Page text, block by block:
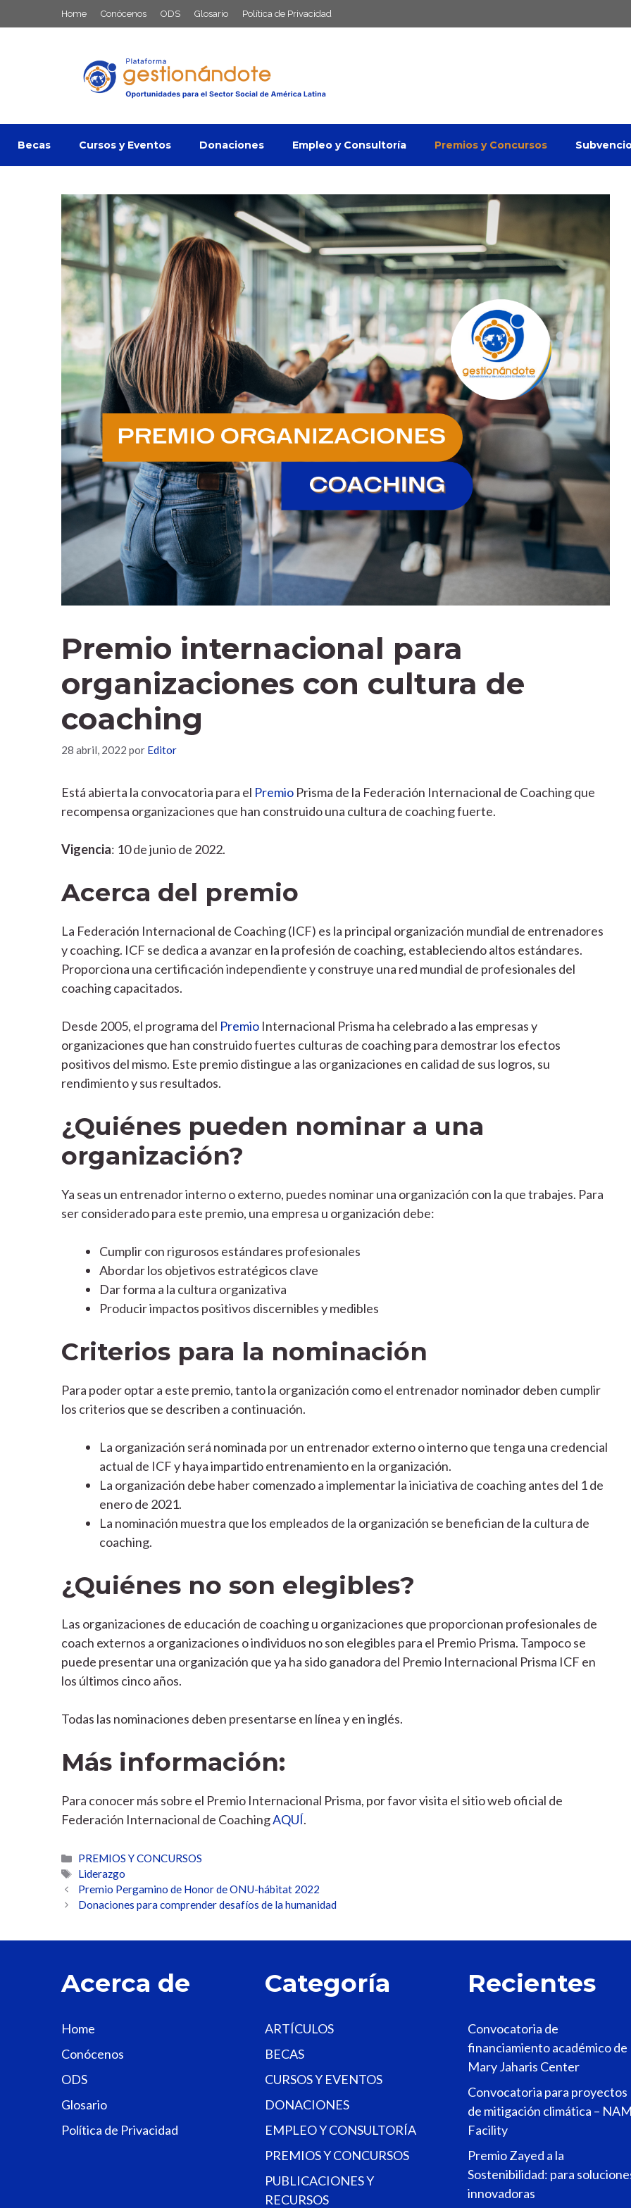
al
Home Conócenos ODS Glosario Política de Privacidad
Becas Cursos y Eventos Donaciones Empleo y Consultoría Premios y Concursos
Premio internacional para
organizaciones con cultura de
coaching
28 abril, 2022 por Editor
Está abierta la convocatoria para el Premio Prisma de la Federación Internacional de Coaching que
recompensa organizaciones que han construido una cultura de coaching fuerte.
Vigencia: 10 de junio de 2022.
Acerca del premio
La Federación Internacional de Coaching (ICF) es la principal organización mundial de entrenadores
y coaching. ICF se dedica a avanzar en la profesión de coaching, estableciendo altos estándares.
Proporciona una certificación independiente y construye una red mundial de profesionales del
coaching capacitados.
Desde 2005, el programa del Premio Internacional Prisma ha celebrado a las empresas y
organizaciones que han construido fuertes culturas de coaching para demostrar los efectos
positivos del mismo. Este premio distingue a las organizaciones en calidad de sus logros, su
rendimiento y sus resultados.
¿Quiénes pueden nominar a una
organización?
Ya seas un entrenador interno o externo, puedes nominar una organización con la que trabajes. Para
ser considerado para este premio, una empresa u organización debe:
Cumplir con rigurosos estándares profesionales
Abordar los objetivos estratégicos clave
Dar forma a la cultura organizativa
Producir impactos positivos discernibles y medibles
Criterios para la nominación
Para poder optar a este premio, tanto la organización como el entrenador nominador deben cumplir
los criterios que se describen a continuación.
La organización será nominada por un entrenador externo o interno que tenga una credencial
actual de ICF y haya impartido entrenamiento en la organización.
La organización debe haber comenzado a implementar la iniciativa de coaching antes del 1 de
enero de 2021.
La nominación muestra que los empleados de la organización se benefician de la cultura de
coaching.
¿Quiénes no son elegibles?
Las organizaciones de educación de coaching u organizaciones que proporcionan profesionales de
coach externos a organizaciones o individuos no son elegibles para el Premio Prisma. Tampoco se
puede presentar una organización que ya ha sido ganadora del Premio Internacional Prisma ICF en
los últimos cinco años.
Todas las nominaciones deben presentarse en línea y en inglés.
Más información:
Para conocer más sobre el Premio Internacional Prisma, por favor visita el sitio web oficial de
Federación Internacional de CoachingAQUÍ.
Categorías
PREMIOS Y CONCURSOS
Etiquetas
Liderazgo
Premio Pergamino de Honor de ONU-hábitat 2022
Donaciones para comprender desafíos de la humanidad
Acerca de
Home
Conócenos
ODS
Glosario
Política de Privacidad
Categoría
ARTÍCULOS
BECAS
CURSOS Y EVENTOS
DONACIONES
EMPLEO Y CONSULTORÍA
PREMIOS Y CONCURSOS
PUBLICACIONES Y
RECURSOS
Recientes
Convocatoria de
financiamiento académico de
Mary Jaharis Center
Convocatoria para proyectos
de mitigación climática –
Facility
Premio Zayed a la
Sostenibilidad: para
innovadoras